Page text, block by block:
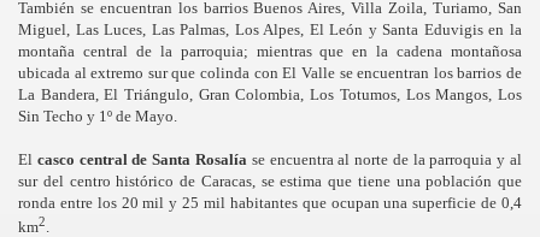
También se encuentran los barrios Buenos Aires, Villa Zoila, Turiamo, San
Miguel, Las Luces, Las Palmas, Los Alpes, El León y Santa Eduvigis en la
montaña central de la parroquia; mientras que en la cadena montañosa
ubicada al extremo sur que colinda con El Valle se encuentran los barrios de
La Bandera, El Triángulo, Gran Colombia, Los Totumos, Los Mangos, Los
Sin Techo y 1º de Mayo.
El casco central de Santa Rosalíase encuentra al norte de la parroquia y al
sur del centro histórico de Caracas, se estima que tiene una población que
ronda entre los 20 mil y 25 mil habitantes que ocupan una superficie de 0,4
km2